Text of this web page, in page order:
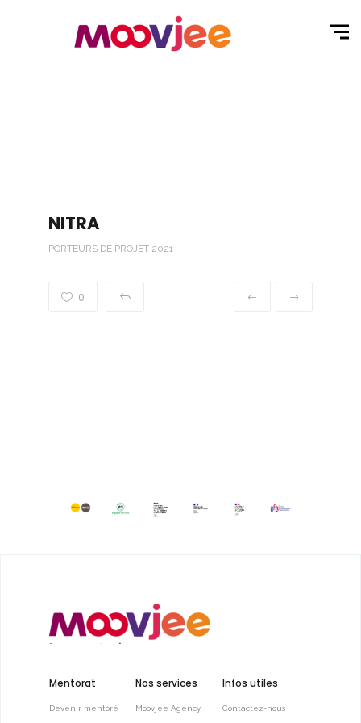
NITRA
PORTEURS DE PROJET 2021
0
Mentorat
Devenir mentoré
Nos services
Moovjee Agency
Infos utiles
Contactez-nous